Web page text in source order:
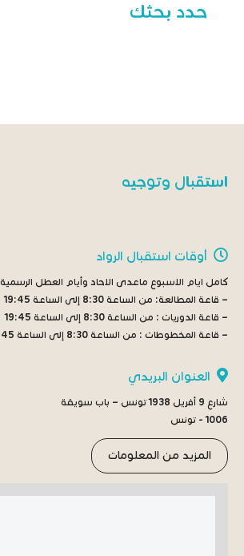
حدد بحثك
استقبال وتوجيه
أوقات استقبال الرواد
كامل ايام الاسبوع ماعدى الاحاد وأيام العطل الرسمية
– قاعة المطالعة: من الساعة 8:30 إلى الساعة 19:45
– قاعة الدوريات : من الساعة 8:30 إلى الساعة 19:45
– قاعة المخطوطات : من الساعة 8:30 إلى الساعة 19:45
العنوان البريدي
شارع 9 أفريل 1938 تونس – باب سويقة
1006 - تونس
المزيد من المعلومات